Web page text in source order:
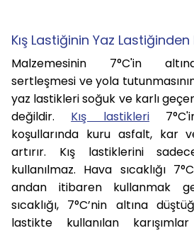
Kış Lastiğinin Yaz Lastiğinden
Malzemesinin 7°C'in
sertleşmesi ve yola
yaz lastikleri soğuk ve karlı
değildir. Kış lastikleri
koşullarında kuru asfalt, kar
artırır. Kış lastiklerini
kullanılmaz. Hava sıcaklığı
andan itibaren kullanmak
sıcaklığı, 7°C’nin altına
lastikte kullanılan